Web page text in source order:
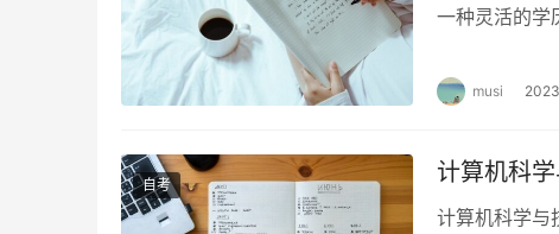
一种灵活的学
musi
自考 计算机科
计算机科学与